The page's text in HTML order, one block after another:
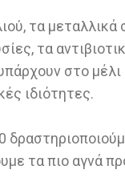
τα μεταλλικά
τα
στο μέλι
ιδιότητες.
τα πιο αγνά